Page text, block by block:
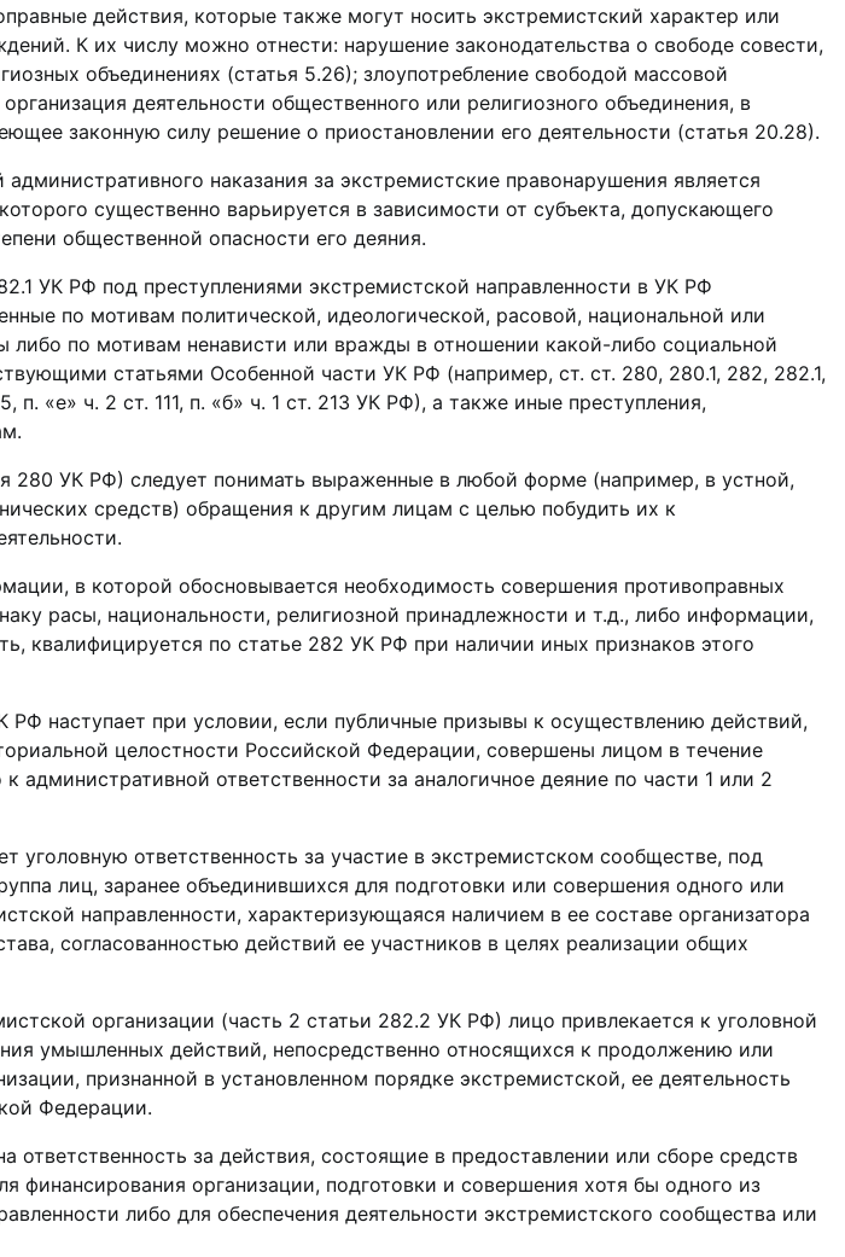
действия, которые также могут носить экстремистский характер или
К их числу можно отнести: нарушение законодательства о свободе совести,
объединениях (статья 5.26); злоупотребление свободой массовой
деятельности общественного или религиозного объединения, в
законную силу решение о приостановлении его деятельности (статья 20.28).
наказания за экстремистские правонарушения является
существенно варьируется в зависимости от субъекта, допускающего
общественной опасности его деяния.
УК РФ под преступлениями экстремистской направленности в УК РФ
по мотивам политической, идеологической, расовой, национальной или
либо по мотивам ненависти или вражды в отношении какой-либо социальной
статьями Особенной части УК РФ (например, ст. ст. 280, 280.1, 282, 282.1,
п. «е» ч. 2 ст. 111, п. «б» ч. 1 ст. 213 УК РФ), а также иные преступления,
280 УК РФ) следует понимать выраженные в любой форме (например, в устной,
средств) обращения к другим лицам с целью побудить их к
в которой обосновывается необходимость совершения противоправных
расы, национальности, религиозной принадлежности и т.д., либо информации,
квалифицируется по статье 282 УК РФ при наличии иных признаков этого
РФ наступает при условии, если публичные призывы к осуществлению действий,
целостности Российской Федерации, совершены лицом в течение
административной ответственности за аналогичное деяние по части 1 или 2
уголовную ответственность за участие в экстремистском сообществе, под
лиц, заранее объединившихся для подготовки или совершения одного или
направленности, характеризующаяся наличием в ее составе организатора
согласованностью действий ее участников в целях реализации общих
организации (часть 2 статьи 282.2 УК РФ) лицо привлекается к уголовной
умышленных действий, непосредственно относящихся к продолжению или
признанной в установленном порядке экстремистской, ее деятельность
Федерации.
ответственность за действия, состоящие в предоставлении или сборе средств
финансирования организации, подготовки и совершения хотя бы одного из
либо для обеспечения деятельности экстремистского сообщества или